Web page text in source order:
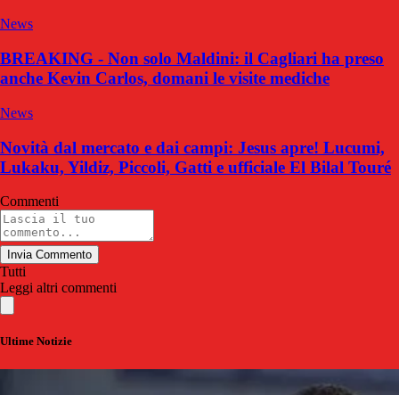
News
BREAKING - Non solo Maldini: il Cagliari ha preso
anche Kevin Carlos, domani le visite mediche
News
Novità dal mercato e dai campi: Jesus apre! Lucumi,
Lukaku, Yildiz, Piccoli, Gatti e ufficiale El Bilal Touré
Commenti
Invia Commento
Tutti
Leggi altri commenti
Ultime Notizie